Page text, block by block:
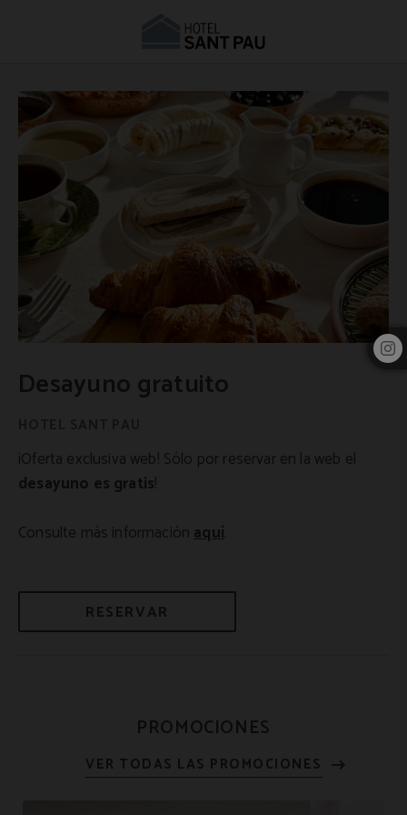
Desayuno gratuito
¡Oferta exclusiva web! Sólo por reservar en la web el
desayuno es gratis!
Consulte más información aquí.
RESERVAR
PROMOCIONES